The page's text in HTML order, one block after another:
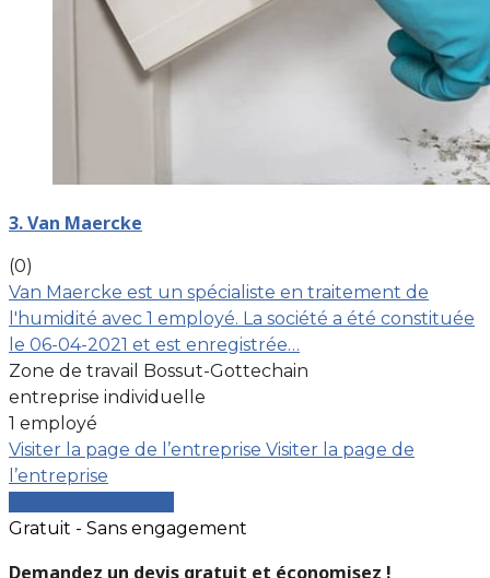
3. Van Maercke
(0)
Van Maercke est un spécialiste en traitement de
l'humidité avec 1 employé. La société a été constituée
le 06-04-2021 et est enregistrée…
Zone de travail Bossut-Gottechain
entreprise individuelle
1 employé
Visiter la page de l’entreprise Visiter la page de
l’entreprise
Gratuit - Sans engagement
Demandez un devis gratuit et économisez !